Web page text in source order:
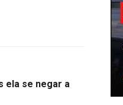
ela se negar a